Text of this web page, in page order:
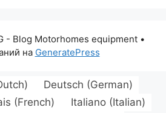
- Blog Motorhomes equipment•
на GeneratePress
) Deutsch (German)
(French) Italiano (Italian)